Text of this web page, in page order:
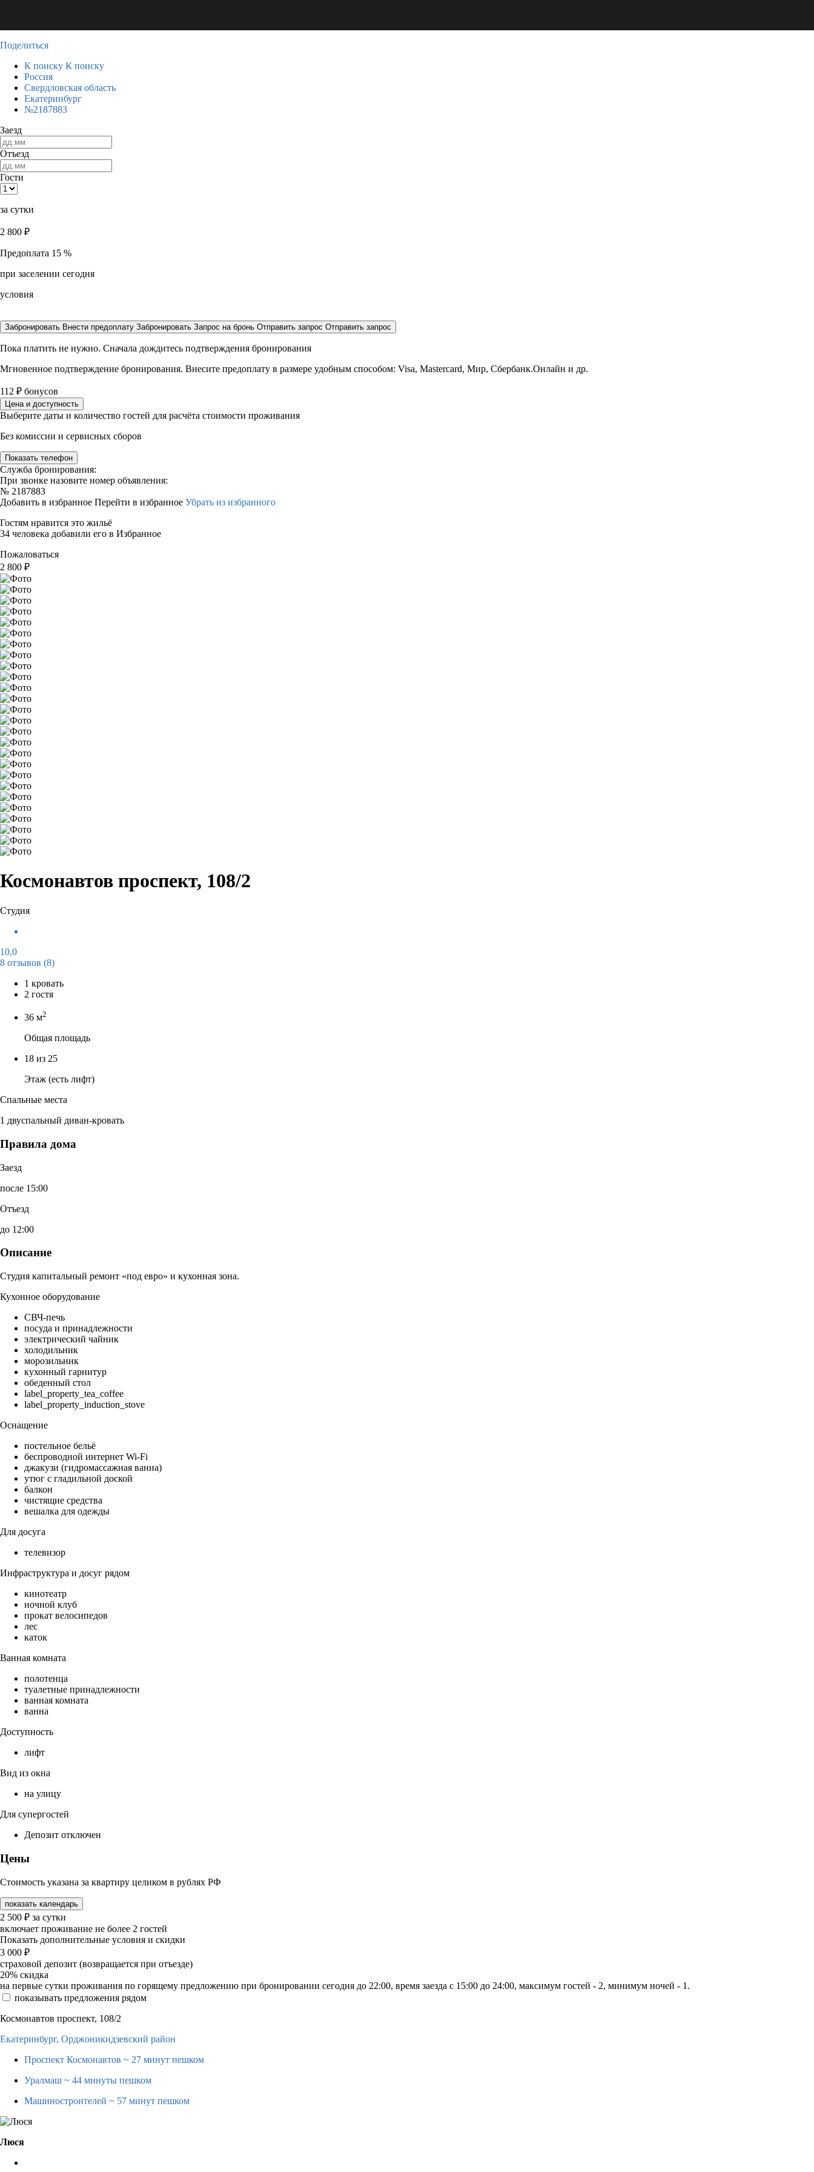
Поделиться
К поиску К поиску
Россия
Свердловская область
Екатеринбург
№2187883
Заезд
Отъезд
Гости
за сутки
2 800 ₽
Предоплата 15 %
при заселении сегодня
условия
Забронировать Внести предоплату Забронировать Запрос на бронь Отправить запрос Отправить запрос
Пока платить не нужно. Сначала дождитесь подтверждения бронирования
Мгновенное подтверждение бронирования. Внесите предоплату в размере удобным способом: Visa, Mastercard, Мир, Сбербанк.Онлайн и др.
112 ₽ бонусов
Цена и доступность
Выберите даты и количество гостей для расчёта стоимости проживания
Без комиссии и сервисных сборов
Показать телефон
Служба бронирования:
При звонке назовите номер объявления:
№ 2187883
Добавить в избранное Перейти в избранное Убрать из избранного
Гостям нравится это жильё
34 человека добавили его в Избранное
Пожаловаться
2 800 ₽
Космонавтов проспект, 108/2
Студия
10,0
8 отзывов (8)
1 кровать
2 гостя
36 м2
Общая площадь
18 из 25
Этаж (есть лифт)
Спальные места
1 двуспальный диван-кровать
Правила дома
Заезд
после 15:00
Отъезд
до 12:00
Описание
Студия капитальный ремонт «под евро» и кухонная зона.
Кухонное оборудование
СВЧ-печь
посуда и принадлежности
электрический чайник
холодильник
морозильник
кухонный гарнитур
обеденный стол
label_property_tea_coffee
label_property_induction_stove
Оснащение
постельное бельё
беспроводной интернет Wi-Fi
джакузи (гидромассажная ванна)
утюг с гладильной доской
балкон
чистящие средства
вешалка для одежды
Для досуга
телевизор
Инфраструктура и досуг рядом
кинотеатр
ночной клуб
прокат велосипедов
лес
каток
Ванная комната
полотенца
туалетные принадлежности
ванная комната
ванна
Доступность
лифт
Вид из окна
на улицу
Для супергостей
Депозит отключен
Цены
Стоимость указана за квартиру целиком в рублях РФ
показать календарь
2 500 ₽ за сутки
включает проживание не более 2 гостей
Показать дополнительные условия и скидки
3 000 ₽
страховой депозит (возвращается при отъезде)
20% скидка
на первые сутки проживания по горящему предложению при бронировании сегодня до 22:00, время заезда с 15:00 до 24:00, максимум гостей - 2, минимум ночей - 1.
показывать предложения рядом
Космонавтов проспект, 108/2
Екатеринбург, Орджоникидзевский район
Проспект Космонавтов ~ 27 минут пешком
Уралмаш ~ 44 минуты пешком
Машиностроителей ~ 57 минут пешком
Люся